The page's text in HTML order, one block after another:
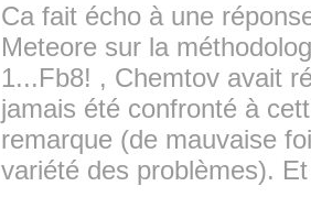
Ca fait écho à une
Meteore sur la
1...Fb8! , Chemtov avait
jamais été confronté à
remarque (de mauvaise
variété des problèmes).